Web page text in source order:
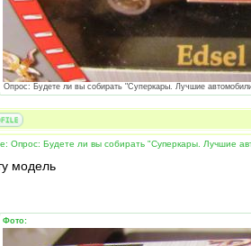
Опрос: Будете ли вы собирать "Суперкары. Лучшие
Опрос: Будете ли вы собирать "Суперкары. Лучшие
модель
Фото: